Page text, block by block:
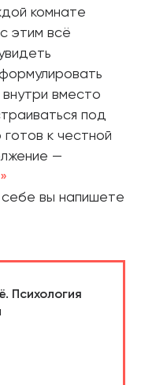
комнате
этим всё
вместо
под
к честной
—
себе вы напишете
Психология